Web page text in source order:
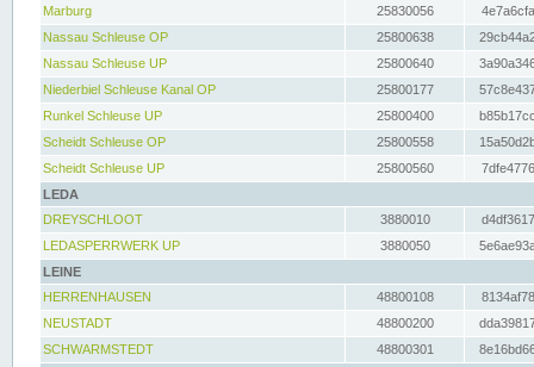
Marburg
25830056
Nassau Schleuse OP
25800638
Nassau Schleuse UP
25800640
Niederbiel Schleuse Kanal OP
25800177
Runkel Schleuse UP
25800400
Scheidt Schleuse OP
25800558
Scheidt Schleuse UP
25800560
LEDA
DREYSCHLOOT
3880010
LEDASPERRWERK UP
3880050
LEINE
HERRENHAUSEN
48800108
NEUSTADT
48800200
SCHWARMSTEDT
48800301